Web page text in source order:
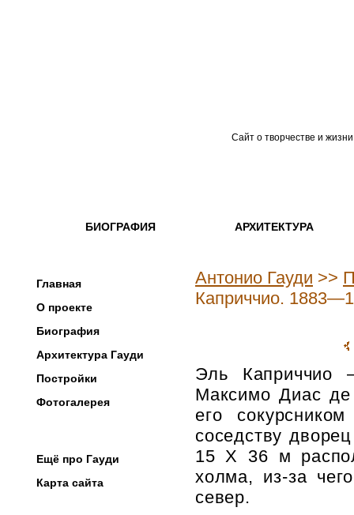
Сайт о творчестве и
БИОГРАФИЯ АРХИТЕКТУРА
Главная
О проекте
Биография
Архитектура Гауди
Постройки
Фотогалерея
Ещё про Гауди
Карта сайта
Антонио Гауди >>
Каприччио.
Эль Каприччио
Максимо Диас
его
соседству
15 X 36 м
холма, из-за
север.